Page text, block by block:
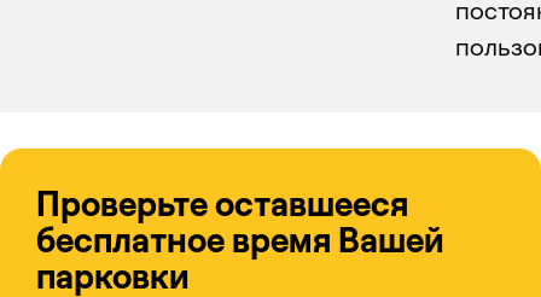
Проверьте оставшееся
бесплатное время Вашей
парковки